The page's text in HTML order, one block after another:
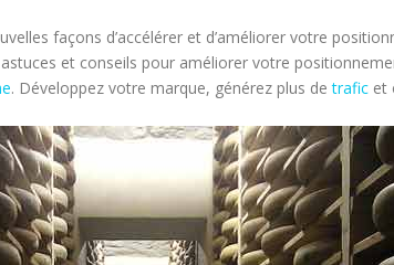
façons d’accélérer et d’améliorer votre
et conseils pour améliorer votre
. Développez votre marque, générez plus detrafic et